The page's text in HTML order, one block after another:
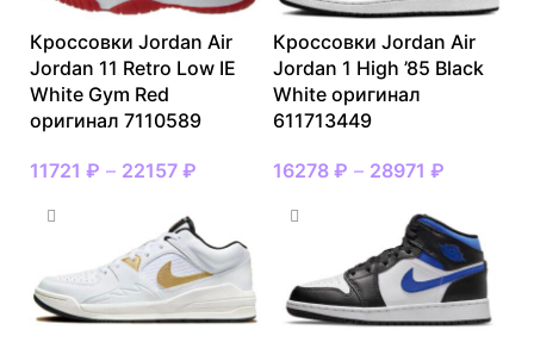
Кроссовки Jordan Air
Jordan 11 Retro Low IE
White Gym Red
оригинал 7110589
11721 ₽ – 22157 ₽
Кроссовки Jordan Air
Jordan 1 High ’85 Black
White оригинал
611713449
16278 ₽ – 28971 ₽